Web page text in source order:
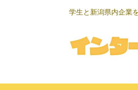
学生と新潟県内企業